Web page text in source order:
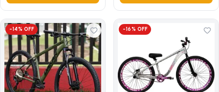
-14 % OFF -16% OFF